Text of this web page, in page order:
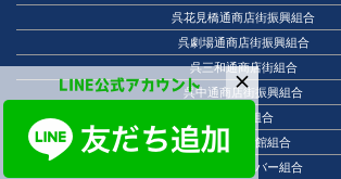
呉花見橋通商店街振興組合
呉劇場通商店街振興組合
呉三和通商店街組合
呉中通商店街振興組合
呉飲食組合
呉ホテル旅館組合
呉市スタンドバー組合
LINE公式アカウント